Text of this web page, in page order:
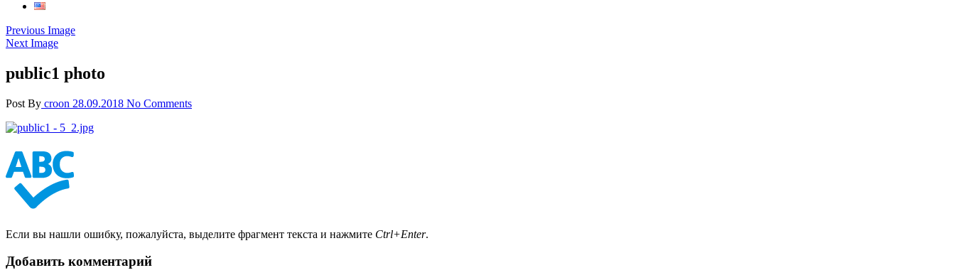
Previous Image
Next Image
public1 photo
Post By croon 28.09.2018 No Comments
Если вы нашли ошибку, пожалуйста, выделите фрагмент текста и нажмите Ctrl+Enter.
Добавить комментарий